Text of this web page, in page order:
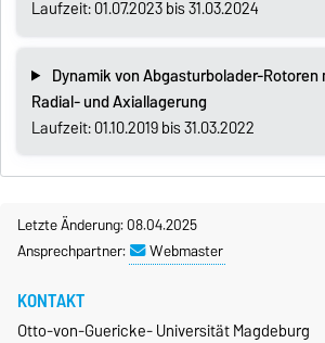
Laufzeit: 01.07.2023 bis 31.03.2024
Dynamik von Abgasturbolader-
Radial- und Axiallagerung
Laufzeit: 01.10.2019 bis 31.03.2022
Letzte Änderung: 08.04.2025
Ansprechpartner:
Webmaster
KONTAKT
Otto-von-Guericke- Universität Magdeburg